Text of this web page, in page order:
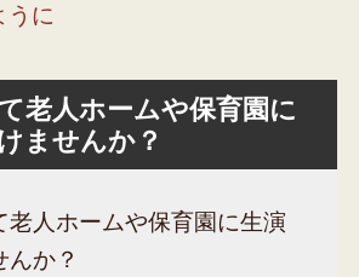
うに
老人ホームや保育園に
ませんか？
老人ホームや保育園に生演
んか？